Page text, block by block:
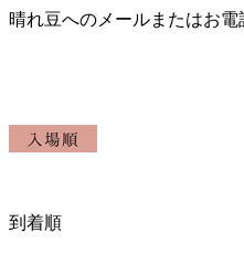
晴れ豆へのメールまたはお電
到着順